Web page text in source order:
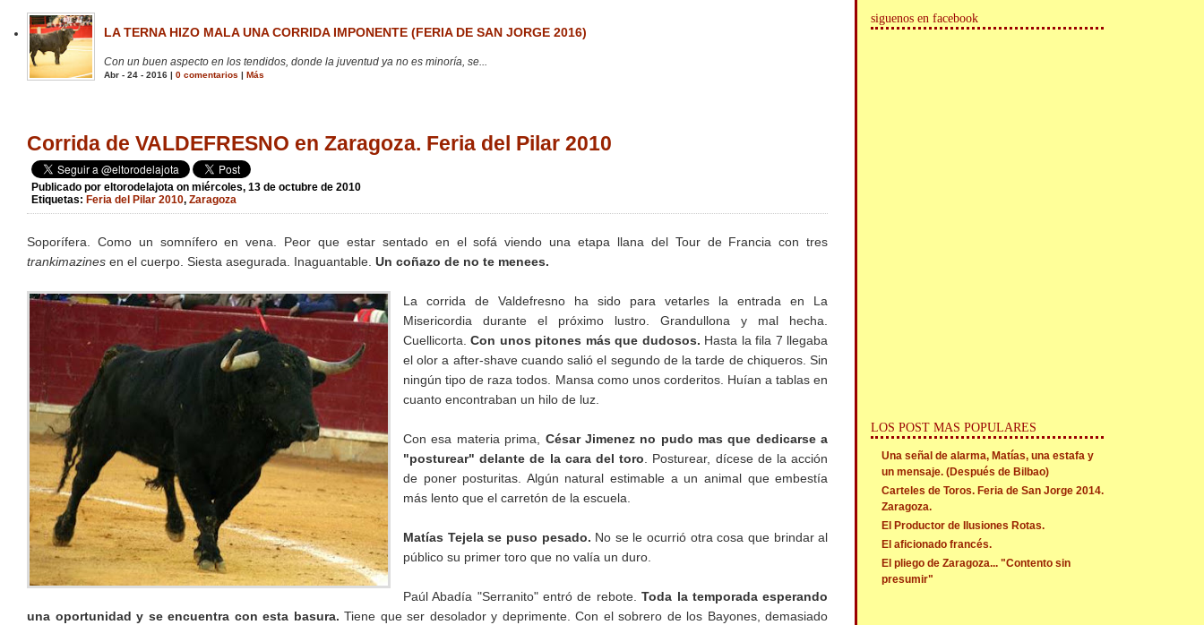
LA TERNA HIZO MALA UNA CORRIDA IMPONENTE (FERIA DE SAN JORGE 2016)
Con un buen aspecto en los tendidos, donde la juventud ya no es minoría, se...
Abr - 24 - 2016 | 0 comentarios Más
Corrida de VALDEFRESNO en Zaragoza. Feria del Pilar 2010
Publicado por eltorodelajota on miércoles, 13 de octubre de 2010
Etiquetas: Feria del Pilar 2010, Zaragoza
Soporífera. Como un somnífero en vena. Peor que estar sentado en el sofá viendo una etapa llana del Tour de Francia con tres
trankimazines en el cuerpo. Siesta asegurada. Inaguantable. Un coñazo de no te menees.
La corrida de Valdefresno ha sido para vetarles la entrada en La
Misericordia durante el próximo lustro. Grandullona y mal hecha.
Cuellicorta.Con unos pitones más que dudosos. Hasta la fila 7 llegaba
el olor a after-shave cuando salió el segundo de la tarde de chiqueros. Sin
ningún tipo de raza todos. Mansa como unos corderitos. Huían a tablas en
cuanto encontraban un hilo de luz.
Con esa materia prima, César Jimenez no pudo mas que dedicarse a
"posturear" delante de la cara del toro . Posturear, dícese de la acción
de poner posturitas. Algún natural estimable a un animal que embestía
más lento que el carretón de la escuela.
Matías Tejela se puso pesado. No se le ocurrió otra cosa que brindar al
público su primer toro que no valía un duro.
Paúl Abadía "Serranito" entró de rebote.Toda la temporada esperando
una oportunidad y se encuentra con esta basura. Tiene que ser desolador y deprimente. Con el sobrero de los Bayones, demasiado
siguenos en facebook
LOS POST MAS POPULARES
Una señal de alarma, Matías, una estafa y
un mensaje. (Después de Bilbao)
Carteles de Toros. Feria de San Jorge 2014.
Zaragoza.
El Productor de Ilusiones Rotas.
El aficionado francés.
El pliego de Zaragoza... "Contento sin
presumir"